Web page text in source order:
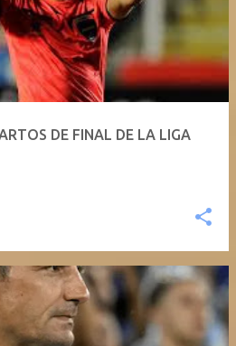
DE FINAL DE LA LIGA